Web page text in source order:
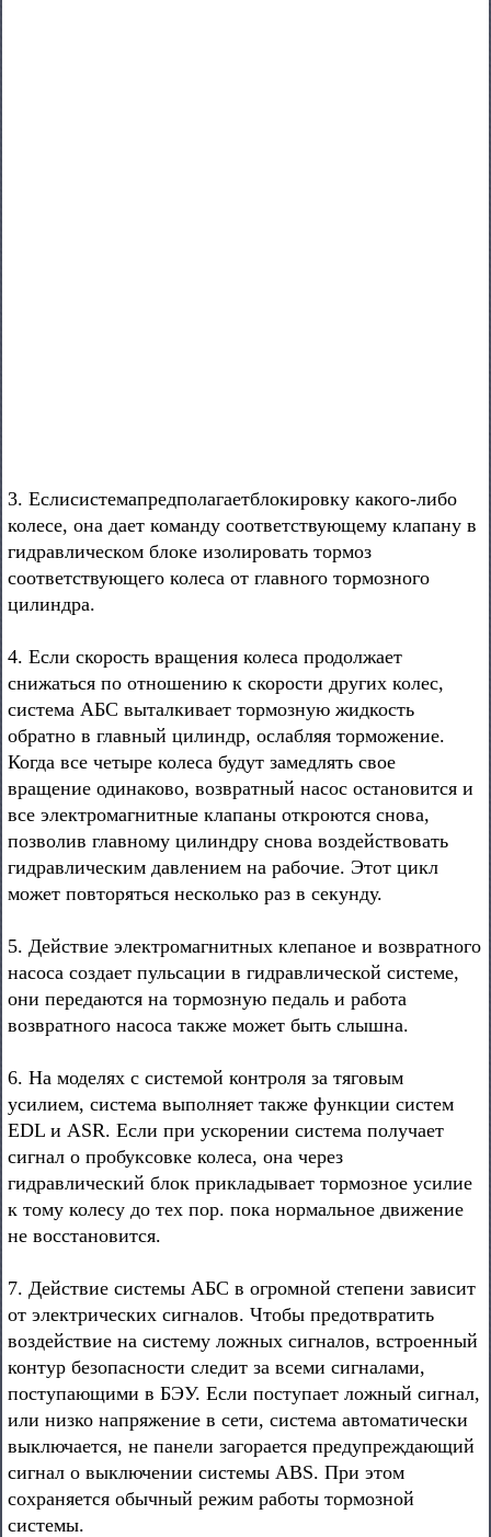
3. Еслисистемапредполагаетблокировку какого-либо
колесе, она дает команду соответствующему клапану в
гидравлическом блоке изолировать тормоз
соответствующего колеса от главного тормозного
цилиндра.
4. Если скорость вращения колеса продолжает
снижаться по отношению к скорости других колес,
система АБС выталкивает тормозную жидкость
обратно в главный цилиндр, ослабляя торможение.
Когда все четыре колеса будут замедлять свое
вращение одинаково, возвратный насос остановится и
все электромагнитные клапаны откроются снова,
позволив главному цилиндру снова воздействовать
гидравлическим давлением на рабочие. Этот цикл
может повторяться несколько раз в секунду.
5. Действие электромагнитных клепаное и возвратного
насоса создает пульсации в гидравлической системе,
они передаются на тормозную педаль и работа
возвратного насоса также может быть слышна.
6. На моделях с системой контроля за тяговым
усилием, система выполняет также функции систем
EDL и ASR. Если при ускорении система получает
сигнал о пробуксовке колеса, она через
гидравлический блок прикладывает тормозное усилие
к тому колесу до тех пор. пока нормальное движение
не восстановится.
7. Действие системы АБС в огромной степени зависит
от электрических сигналов. Чтобы предотвратить
воздействие на систему ложных сигналов, встроенный
контур безопасности следит за всеми сигналами,
поступающими в БЭУ. Если поступает ложный сигнал,
или низко напряжение в сети, система автоматически
выключается, не панели загорается предупреждающий
сигнал о выключении системы ABS. При этом
сохраняется обычный режим работы тормозной
системы.